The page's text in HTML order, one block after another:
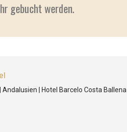
gebucht werden.
Andalusien | Hotel Barcelo Costa Ballena